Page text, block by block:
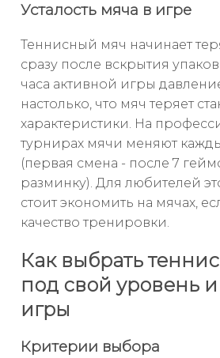
Усталость мяча в игре
Теннисный мяч начинает
сразу после вскрытия
часа активной игры
настолько, что мяч теряет
характеристики. На
турнирах мячи меняют
(первая смена - после 7
разминку). Для любителей
стоит экономить на мячах,
качество тренировки.
Как выбрать
под свой уровень
игры
Критерии выбора